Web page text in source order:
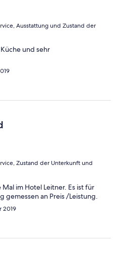
Ausstattung und Zustand der
und sehr
Zustand der Unterkunft und
im Hotel Leitner. Es ist für
gemessen an Preis /Leistung.
2019